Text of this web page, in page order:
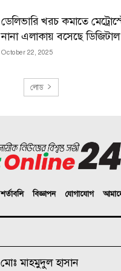
ডেলিভারি খরচ কমাতে
নানা এলাকায় বসেছে
October 22, 2025
লোড
শর্তাবলি বিজ্ঞাপন যোগাযোগ
মোঃ মাহমুদুল হাসান